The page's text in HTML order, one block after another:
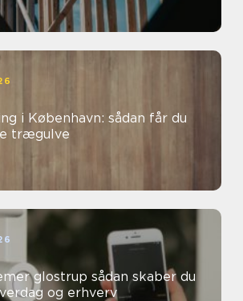
i København: sådan får du
trægulve
sådan skaber du
og erhverv